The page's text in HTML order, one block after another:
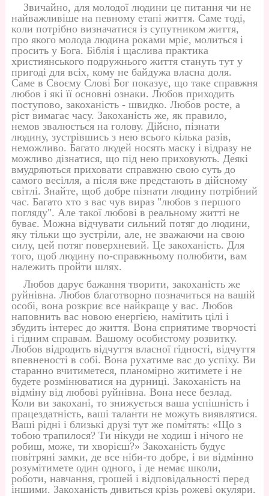
Звичайно, для молодої людини це питання чи не
найважливіше на певному етапі життя. Саме тоді,
коли потрібно визначатися із супутником життя,
про якого молода людина роками мріє, молиться і
просить у Бога. Біблія і щаслива практика
християнського подружнього життя стануть тут у
пригоді для всіх, кому не байдужа власна доля.
Саме в Своєму Слові Бог показує, що таке справжня
любов і які її основні ознаки. Любов приходить
поступово, закоханість - швидко. Любов росте, а
ріст вимагає часу. Закоханість же, як правило,
немов звалюється на голову. Дійсно, пізнати
людину, зустрівшись з нею всього кілька разів,
неможливо. Багато людей носять маску і відразу не
можливо дізнатися, що під нею приховують. Деякі
вмудряються приховати справжню свою суть до
самого весілля, а після вже предстають в дійсному
світлі. Знайте, щоб добре пізнати людину потрібний
час. Багато хто з вас чув вираз "любов з першого
погляду". Але такої любові в реальному житті не
буває. Можна відчувати сильний потяг до людини,
яку тільки що зустріли, але, не зважаючи на свою
силу, цей потяг поверхневий. Це закоханість. Для
того, щоб людину по-справжньому полюбити, вам
належить пройти шлях.
Любов дарує бажання творити, закоханість же
руйнівна. Любов благотворно позначиться на вашій
особі, вона розкриє все найкраще у вас. Любов
наповнить вас новою енергією, намітить цілі і
збудить інтерес до життя. Вона сприятиме творчості
і гідним справам. Вашому особистому розвитку.
Любов відродить відчуття власної гідності, відчуття
впевненості в собі. Вона рухатиме вас до успіху. Ви
старанно вчитиметеся, планомірно житимете і не
будете розмінюватися на дурниці. Закоханість на
відміну від любові руйнівна. Вона несе безлад.
Коли ви закохані, то знижується ваша успішність і
працездатність, ваші таланти не можуть виявлятися.
Ваші рідні і близькі друзі тут же помітять: «Що з
тобою трапилося? Ти нікуди не ходиш і нічого не
робиш, може, ти хворієш?» Закоханість будує
повітряні замки, де все ніби-то добре, і ви відмінно
розумітимете один одного, і де немає школи,
роботи, навчання, грошей і відповідальності перед
іншими. Закоханість дивиться крізь рожеві окуляри.